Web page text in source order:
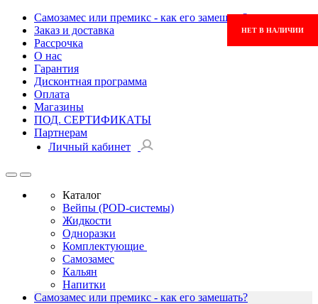
Самозамес или премикс - как его замешать?
Заказ и доставка
Рассрочка
О нас
Гарантия
Дисконтная программа
Оплата
Магазины
ПОД. СЕРТИФИКАТЫ
Партнерам
Личный кабинет
Каталог
Вейпы (POD-системы)
Жидкости
Одноразки
Комплектующие
Самозамес
Кальян
Напитки
Самозамес или премикс - как его замешать?
НЕТ В НАЛИЧИИ